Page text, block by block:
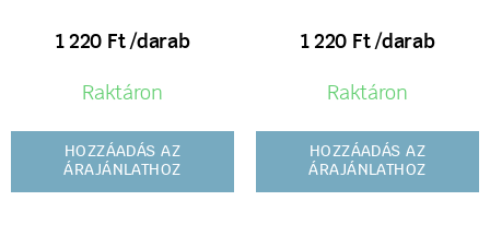
1 220 Ft /darab
Raktáron
HOZZÁADÁS AZ
ÁRAJÁNLATHOZ
1 220 Ft /darab
Raktáron
HOZZÁADÁS AZ
ÁRAJÁNLATHOZ